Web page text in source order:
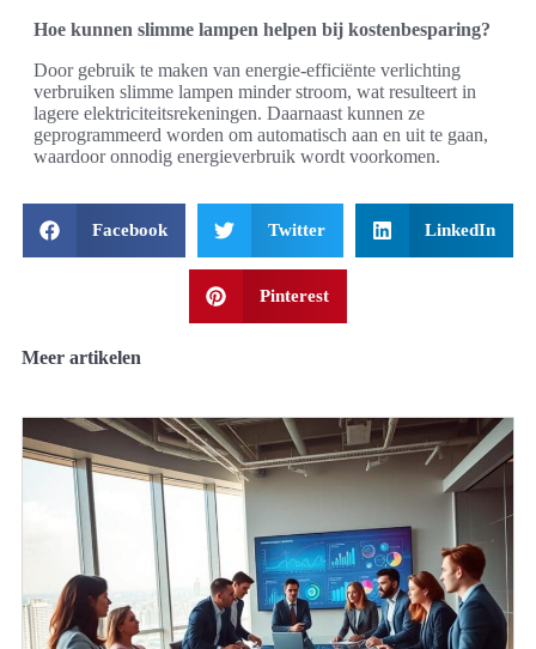
Hoe kunnen slimme lampen helpen bij kostenbesparing?
Door gebruik te maken van energie-efficiënte verlichting
verbruiken slimme lampen minder stroom, wat resulteert in
lagere elektriciteitsrekeningen. Daarnaast kunnen ze
geprogrammeerd worden om automatisch aan en uit te gaan,
waardoor onnodig energieverbruik wordt voorkomen.
Facebook Twitter LinkedIn
Pinterest
Meer artikelen